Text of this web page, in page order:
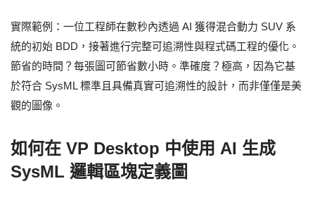
實際範例：一位工程師在數秒內透過 AI 獲得混合動力 SUV 系
統的初始 BDD，接著進行完整可追溯性與程式碼工程的優化。
節省的時間？每張圖可節省數小時。準確度？極高，因為它基
於符合 SysML 標準且具備真實可追溯性的設計，而非僅僅是美
觀的圖像。
如何在 VP Desktop 中使用 AI 生成
SysML 邏輯區塊定義圖